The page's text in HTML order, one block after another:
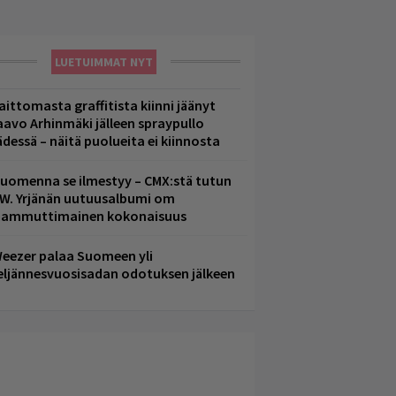
LUETUIMMAT NYT
graffitista kiinni jäänyt
Arhinmäki jälleen spraypullo
– näitä puolueita ei kiinnosta
se ilmestyy – CMX:stä tutun
Yrjänän uutuusalbumi om
kokonaisuus
palaa Suomeen yli
odotuksen jälkeen